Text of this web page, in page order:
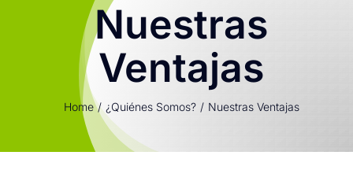
Nuestras
Ventajas
Home ¿Quiénes Somos? Nuestras Ventajas